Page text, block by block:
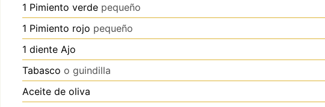
1 Pimiento verde pequeño
1 Pimiento rojo pequeño
1 diente Ajo
Tabasco o guindilla
Aceite de oliva